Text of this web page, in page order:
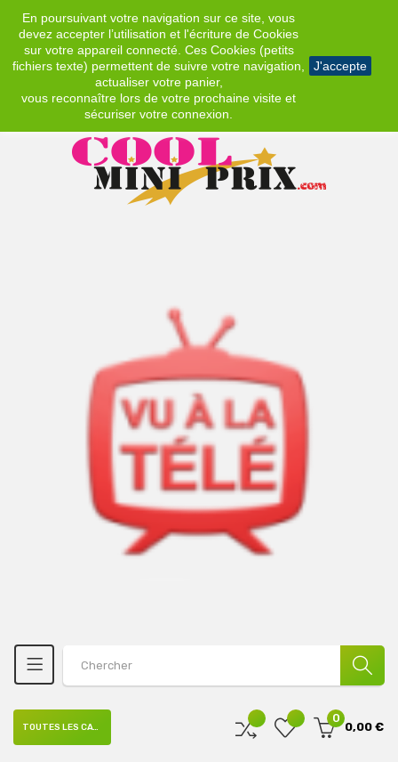
En poursuivant votre navigation sur ce site, vous
devez accepter l’utilisation et l'écriture de Cookies
sur votre appareil connecté. Ces Cookies (petits
fichiers texte) permettent de suivre votre navigation,
actualiser votre panier,
vous reconnaître lors de votre prochaine visite et
sécuriser votre connexion.
J'accepte
EUR
0
0,00 €
TOUTES LES CATÉGORIES